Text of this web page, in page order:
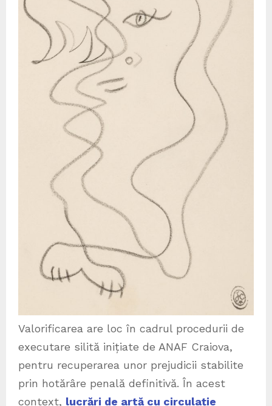
Valorificarea are loc în cadrul procedurii de
executare silită inițiate de ANAF Craiova,
pentru recuperarea unor prejudicii stabilite
prin hotărâre penală definitivă. În acest
context, lucrări de artă cu circulație